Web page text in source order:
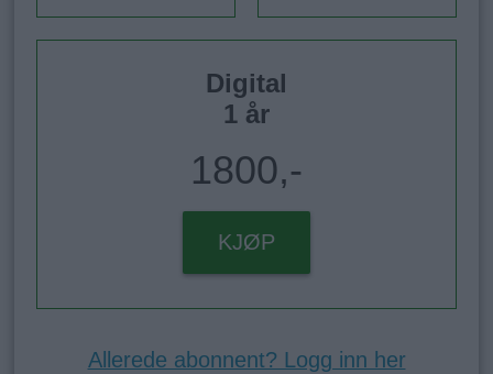
Digital
1 år
1800,-
KJØP
Allerede abonnent? Logg inn her